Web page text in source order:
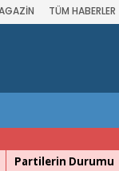
TÜM HABERLER
Partilerin Durumu